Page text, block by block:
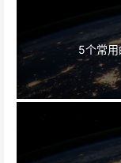
5个常